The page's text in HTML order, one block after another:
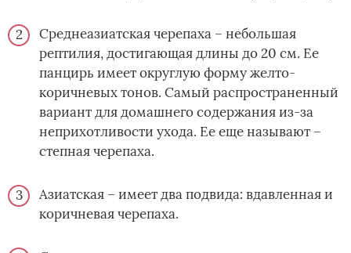
Среднеазиатская черепаха – небольшая
рептилия, достигающая длины до 20 см. Ее
панцирь имеет округлую форму желто-
коричневых тонов. Самый распространенный
вариант для домашнего содержания из-за
неприхотливости ухода. Ее еще называют –
степная черепаха.
Азиатская – имеет два подвида: вдавленная и
коричневая черепаха.